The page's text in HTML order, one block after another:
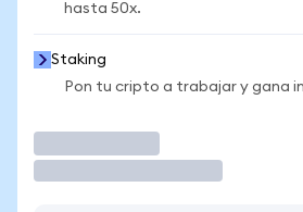
hasta 50x.
Staking
Pon tu cripto a trabajar y gana